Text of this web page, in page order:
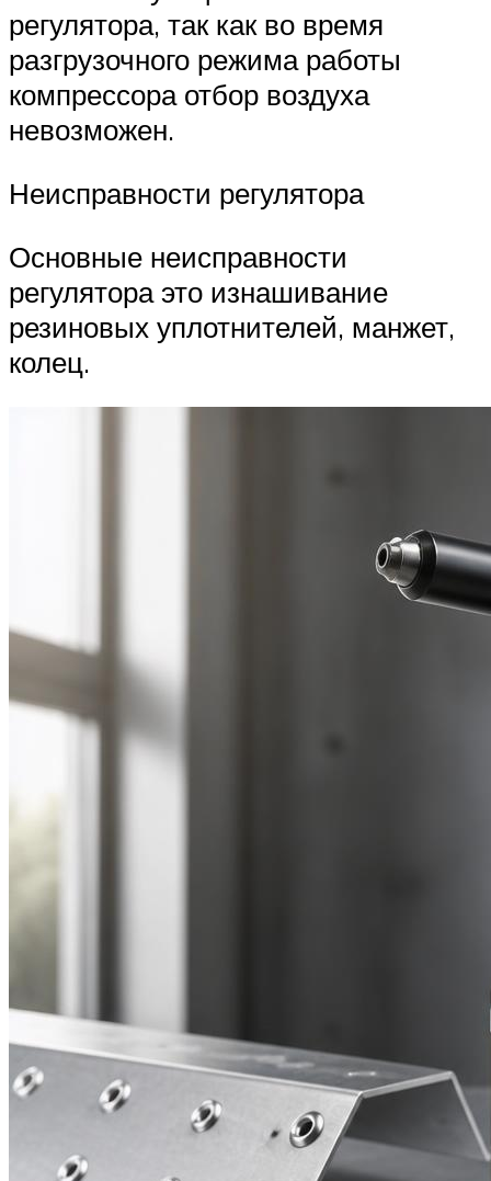
регулятора, так как во время
разгрузочного режима работы
компрессора отбор воздуха
невозможен.
Неисправности регулятора
Основные неисправности
регулятора это изнашивание
резиновых уплотнителей, манжет,
колец.